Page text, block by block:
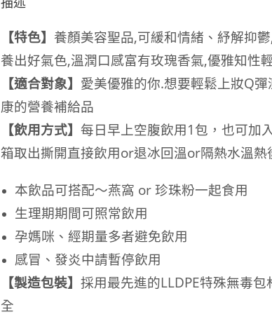
【特色】 養顏美容聖品,可緩和情緒、紓解抑
養出好氣色,溫潤口感富有玫瑰香氣,優雅知性
【適合對象】 愛美優雅的你.想要輕鬆上妝Q
康的營養補給品
【飲用方式】 每日早上空腹飲用1包，也可加
箱取出撕開直接飲用or退冰回溫or隔熱水溫熱
本飲品可搭配～燕窩 or 珍珠粉一起食用
生理期期間可照常飲用
孕媽咪、經期量多者避免飲用
感冒、發炎中請暫停飲用
【製造包裝】 採用最先進的LLDPE特殊無毒
全